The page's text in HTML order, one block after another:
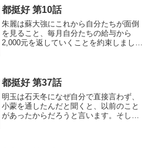
が、そんなことは気にせず...
都挺好 第10話
朱麗は蘇大強にこれから自分たちが面倒
を見ること、毎月自分たちの給与から
2,000元を返していくことを約束しまし
を当てる夢を膨らませま...
都挺好 第37話
明玉は石天冬になぜ自分で直接言わず、
小蒙を通したんだと聞くと、以前のこと
があったからだろうと言います。そし